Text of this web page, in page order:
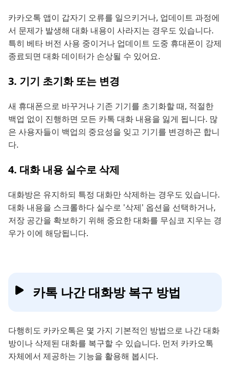
카카오톡 앱이 갑자기 오류를 일으키거나, 업데이트 과정에
서 문제가 발생해 대화 내용이 사라지는 경우도 있습니다.
특히 베타 버전 사용 중이거나 업데이트 도중 휴대폰이 강제
종료되면 대화 데이터가 손상될 수 있어요.
3. 기기 초기화 또는 변경
새 휴대폰으로 바꾸거나 기존 기기를 초기화할 때, 적절한
백업 없이 진행하면 모든 카톡 대화 내용을 잃게 됩니다. 많
은 사용자들이 백업의 중요성을 잊고 기기를 변경하곤 합니
다.
4. 대화 내용 실수로 삭제
대화방은 유지하되 특정 대화만 삭제하는 경우도 있습니다.
대화 내용을 스크롤하다 실수로 '삭제' 옵션을 선택하거나,
저장 공간을 확보하기 위해 중요한 대화를 무심코 지우는 경
우가 이에 해당됩니다.
카톡 나간 대화방 복구 방법
다행히도 카카오톡은 몇 가지 기본적인 방법으로 나간 대화
방이나 삭제된 대화를 복구할 수 있습니다. 먼저 카카오톡
자체에서 제공하는 기능을 활용해 봅시다.